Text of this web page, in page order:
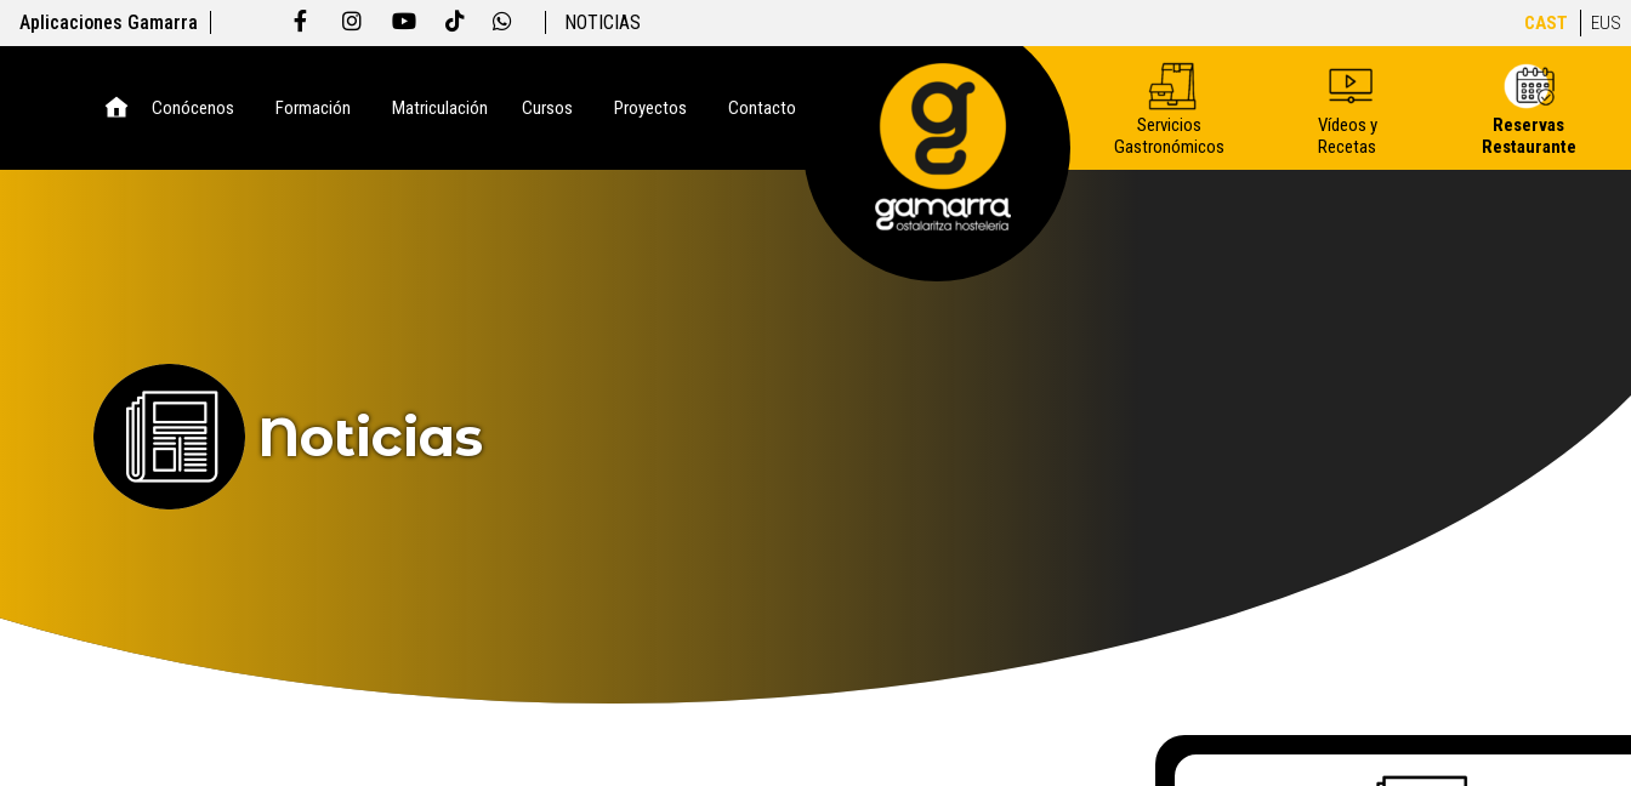
Aplicaciones Gamarra NOTICIAS CAST EUS
Conócenos Formación Matriculación Cursos Proyectos Contacto
Servicios
Gastronómicos
Vídeos y
Recetas
Reservas
Restaurante
Noticias